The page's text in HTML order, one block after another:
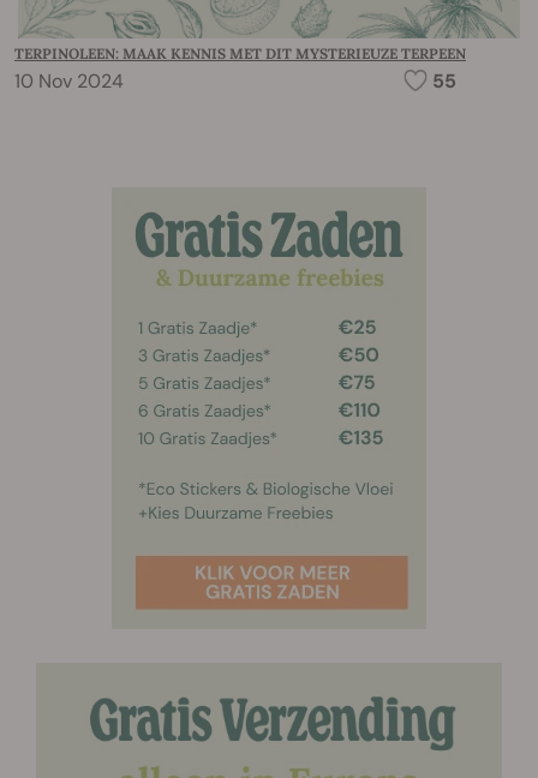
TERPINOLEEN: MAAK KENNIS MET DIT MYSTERIEUZE TERPEEN
10 Nov 2024 55